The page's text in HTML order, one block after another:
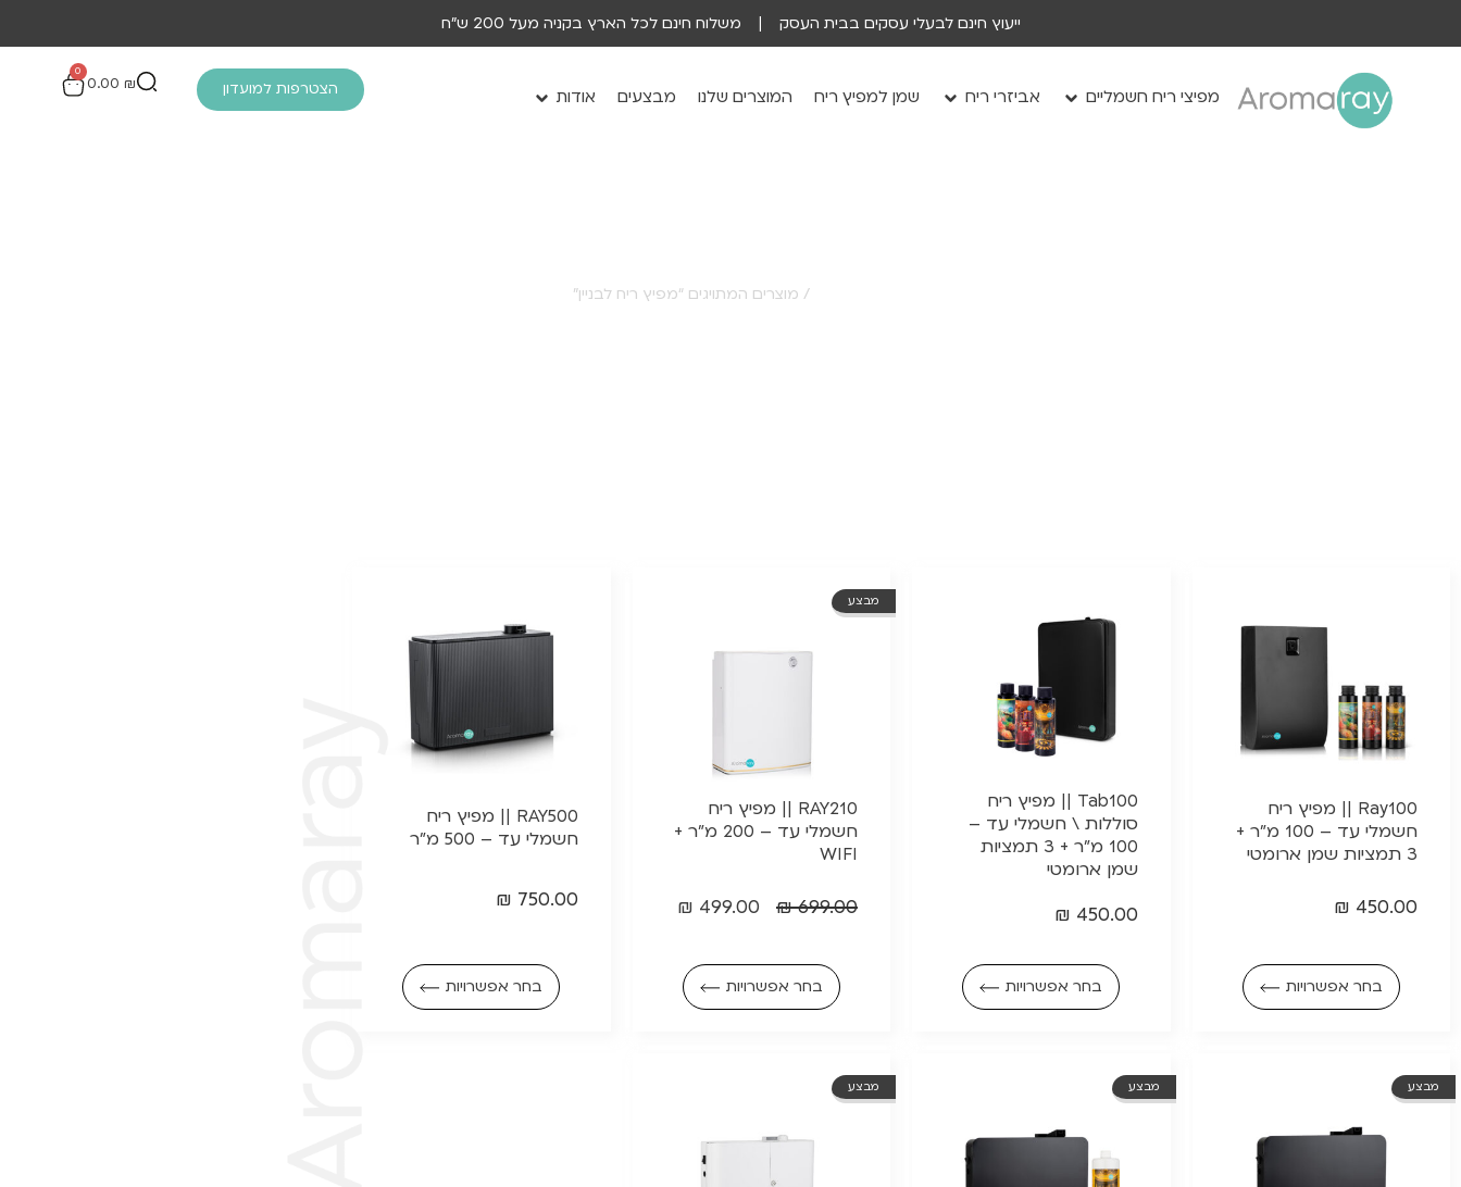
ייעוץ חינם לבעלי עסקים בבית העסק | משלוח חינם לכל הארץ בקניה מעל 200 ש״ח
מפיצי ריח חשמליים אביזרי ריח שמן למפיץ ריח המוצרים שלנו מבצעים אודות הצטרפות למועדון 0.00 ₪
0
/ מוצרים המתויגים “מפיץ ריח לבניין”
Ray100 || מפיץ ריח
חשמלי עד – 100 מ"ר +
3 תמציות שמן ארומטי
450.00
₪
בחר אפשרויות
Tab100 || מפיץ ריח
סוללות \ חשמלי עד –
100 מ"ר + 3 תמציות
שמן ארומטי
450.00
₪
בחר אפשרויות
מבצע
RAY210 || מפיץ ריח
חשמלי עד – 200 מ”ר +
WIFI
699.00
₪
499.00
₪
בחר אפשרויות
RAY500 || מפיץ ריח
חשמלי עד – 500 מ"ר
750.00
₪
בחר אפשרויות
מבצע מבצע מבצע